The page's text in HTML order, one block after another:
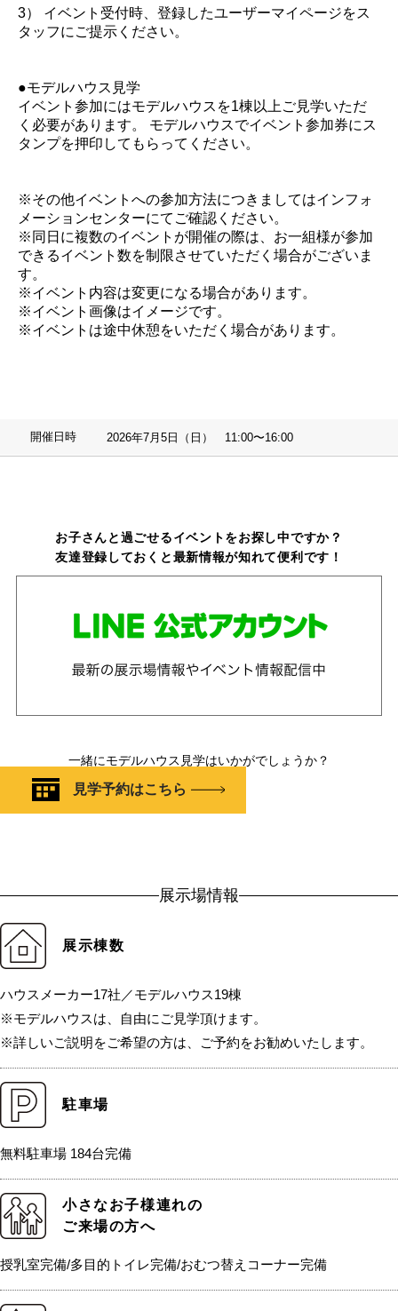
3） イベント受付時、登録したユーザーマイページをス
タッフにご提示ください。
●モデルハウス見学
イベント参加にはモデルハウスを1棟以上ご見学いただ
く必要があります。 モデルハウスでイベント参加券にス
タンプを押印してもらってください。
※その他イベントへの参加方法につきましてはインフォ
メーションセンターにてご確認ください。
※同日に複数のイベントが開催の際は、お一組様が参加
できるイベント数を制限させていただく場合がございま
す。
※イベント内容は変更になる場合があります。
※イベント画像はイメージです。
※イベントは途中休憩をいただく場合があります。
開催日時 2026年7月5日（日） 11:00〜16:00
お子さんと過ごせるイベントをお探し中ですか？
友達登録しておくと最新情報が知れて便利です！
一緒にモデルハウス見学はいかがでしょうか？
見学予約はこちら
展示場情報
展示棟数
ハウスメーカー17社／モデルハウス19棟
※モデルハウスは、自由にご見学頂けます。
※詳しいご説明をご希望の方は、ご予約をお勧めいたします。
駐車場
無料駐車場 184台完備
小さなお子様連れの
ご来場の方へ
授乳室完備/多目的トイレ完備/おむつ替えコーナー完備